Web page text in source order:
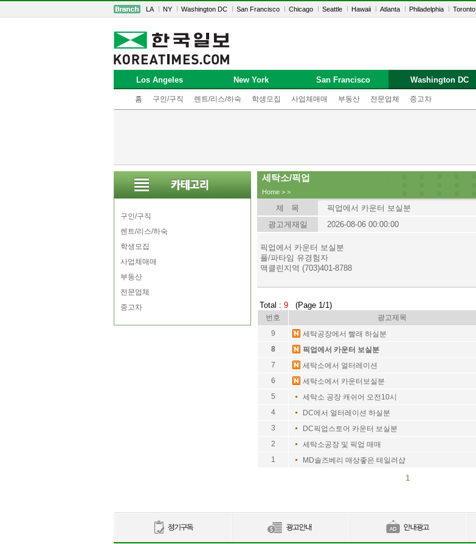
LA NY Washington DC San Francisco Chicago Seattle Hawaii Atlanta Philadelphia Toronto
Los Angeles New York San Francisco Washington DC
홈 구인/구직 렌트/리스/하숙 학생모집 사업체매매 부동산 전문업체 중고차
구인/구직
렌트/리스/하숙
학생모집
사업체매매
부동산
전문업체
중고차
세탁소/픽업
Home > >
제 목
픽업에서 카운터 보실분
광고게재일
2026-08-06 00:00:00
픽업에서 카운터 보실분
풀/파타임 유경험자
맥클린지역 (703)401-8788
Total : 9 (Page 1/1)
번호 광고제목
9
세탁공장에서 빨래 하실분
8
픽업에서 카운터 보실분
7
세탁소에서 얼터레이션
6
세탁소에서 카운터보실분
5
세탁소 공장 캐쉬어 오전10시
4
DC에서 얼터레이션 하실분
3
DC픽업스토어 카운터 보실분
2
세탁소공장 및 픽업 매매
1
MD솔즈베리 매상좋은 테일러샵
1